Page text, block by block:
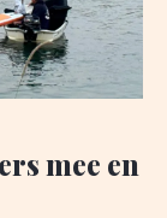
mee en